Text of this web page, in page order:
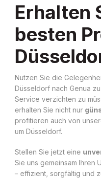
Erhalten
besten
Nutzen Sie die
Düsseldorf nach Genua
Service verzichten zu
erhalten Sie nicht nur
profitieren auch von
um Düsseldorf.
Stellen Sie jetzt eine
Sie uns gemeinsam Ihren
– effizient, sorgfältig und